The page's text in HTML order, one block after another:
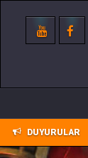
DUYURULAR